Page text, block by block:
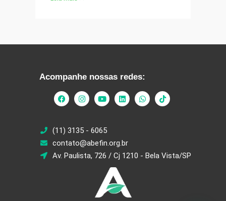
Acompanhe nossas redes:
(11) 3135 - 6065
contato@abefin.org.br
Av. Paulista, 726 / Cj 1210 - Bela Vista/SP